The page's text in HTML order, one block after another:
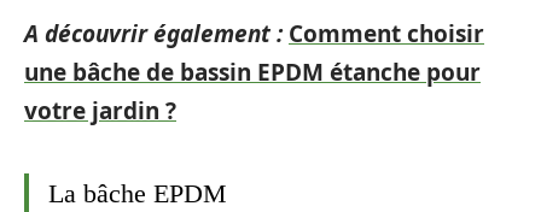
A découvrir également : Comment choisir
une bâche de bassin EPDM étanche pour
votre jardin ?
La bâche EPDM